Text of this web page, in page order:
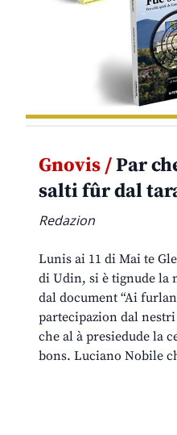
Gnovis /Par
salti fûr dal
Redazion
Lunis ai 11 di Mai te
di Udin, si è tignude la
dal document “Ai
partecipazion dal
che al à presiedude la
bons. Luciano Nobile